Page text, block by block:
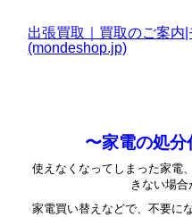
出張買取｜買取のご案内|
(mondeshop.jp)
〜家電の処分
使えなくなってしまった家電
きない場合
家電買い替えなどで、不要に